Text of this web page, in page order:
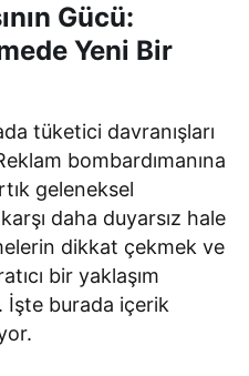
Gücü:
Yeni Bir
tüketici davranışları
bombardımanına
geleneksel
daha duyarsız hale
dikkat çekmek ve
bir yaklaşım
İşte burada içerik